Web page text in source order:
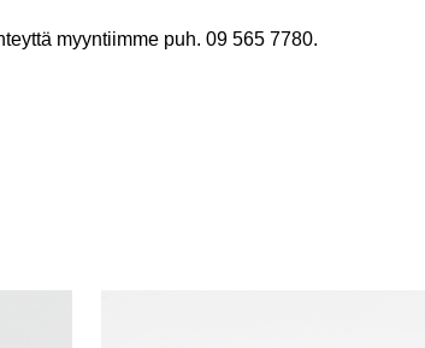
myyntiimme puh. 09 565 7780.